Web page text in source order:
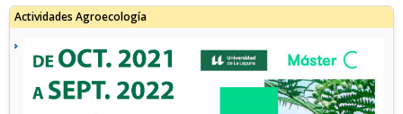
Actividades Agroecología